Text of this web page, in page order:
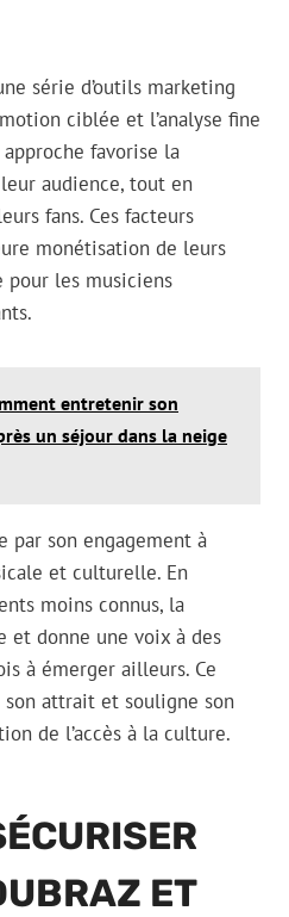
série d’outils marketing
ciblée et l’analyse fine
favorise la
audience, tout en
fans. Ces facteurs
monétisation de leurs
les musiciens
entretenir son
un séjour dans la neige
par son engagement à
et culturelle. En
moins connus, la
et donne une voix à des
à émerger ailleurs. Ce
attrait et souligne son
de l’accès à la culture.
ET